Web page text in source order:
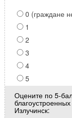
0 (граждане
1
2
3
4
5
Оцените по 5-
Излучинск: